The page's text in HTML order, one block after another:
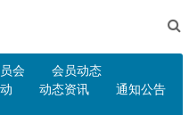
会
会员动态
动态资讯
通知公告